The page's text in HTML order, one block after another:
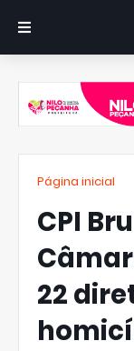
Página inicial
CPI
22